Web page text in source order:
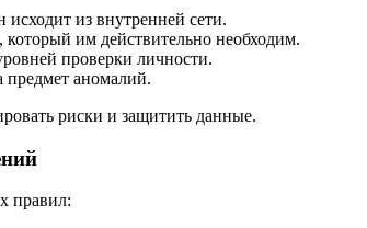
исходит из внутренней сети.
им действительно необходим.
проверки личности.
предмет аномалий.
риски и защитить данные.
правил: